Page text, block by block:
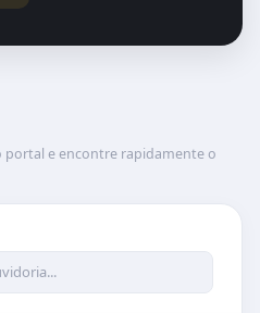
portal e encontre rapidamente o